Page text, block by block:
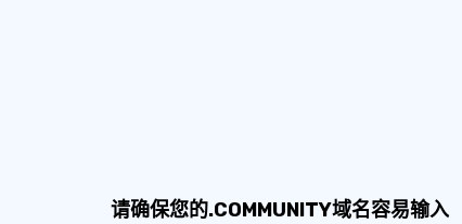
请确保您的.COMMUNITY域名容易输入